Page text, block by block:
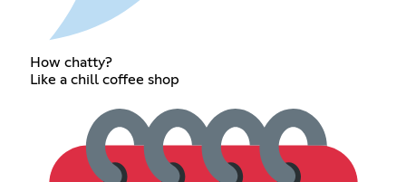
How chatty?
Like a chill coffee shop